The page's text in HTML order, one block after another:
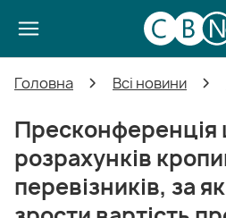
Головна Всі новини
Пресконференція
розрахунків
перевізників, за